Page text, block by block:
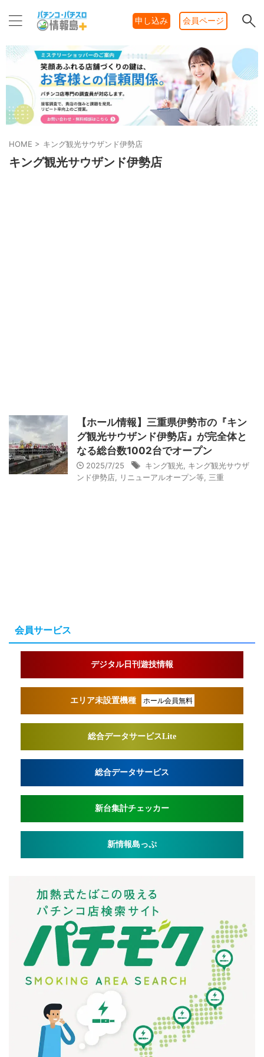
申し込み 会員ページ
HOME > キング観光サウザンド伊勢店
キング観光サウザンド伊勢店
【ホール情報】三重県伊勢市の『キン
グ観光サウザンド伊勢店』が完全体と
なる総台数1002台でオープン
2025/7/25 キング観光 キング観光サウザ
ンド伊勢店
リニューアルオープン等 三重
会員サービス
デジタル日刊遊技情報
エリア未設置機種 ホール会員無料
総合データサービスLite
総合データサービス
新台集計チェッカー
新情報島っぷ